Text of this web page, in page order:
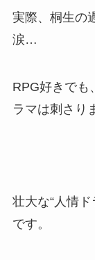
実際、桐生の
涙…
RPG好きでも
ラマは刺さり
壮大な“人情
です。